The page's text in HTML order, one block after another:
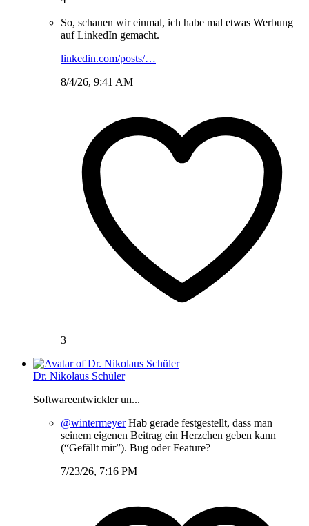
So, schauen wir einmal, ich habe mal etwas Werbung
auf LinkedIn gemacht.
linkedin.com/posts/…
8/4/26, 9:41 AM
3
Dr. Nikolaus Schüler
Softwareentwickler un...
@wintermeyerHab gerade festgestellt, dass man
seinem eigenen Beitrag ein Herzchen geben kann
(“Gefällt mir”). Bug oder Feature?
7/23/26, 7:16 PM